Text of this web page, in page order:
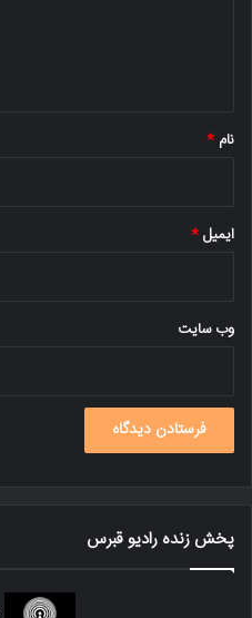
نام *
ایمیل*
وب‌ سایت
پخش زنده رادیو قبرس